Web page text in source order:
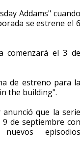
Addams" cuando
se estrene el 6
comenzará el 3 de
de estreno para la
the building".
que la serie
de septiembre con
episodios